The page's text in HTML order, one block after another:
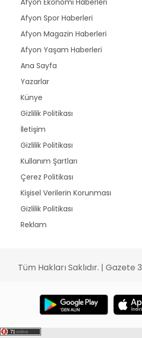
Afyon Spor Haberleri
Afyon Magazin Haberleri
Afyon Yaşam Haberleri
Ana Sayfa
Yazarlar
Künye
Gizlilik Politikası
İletişim
Gizlilik Politikası
Kullanım Şartları
Çerez Politikası
Kişisel Verilerin Korunması
Gizlilik Politikası
Reklam
Tüm Hakları Saklıdır. | Gazete 3